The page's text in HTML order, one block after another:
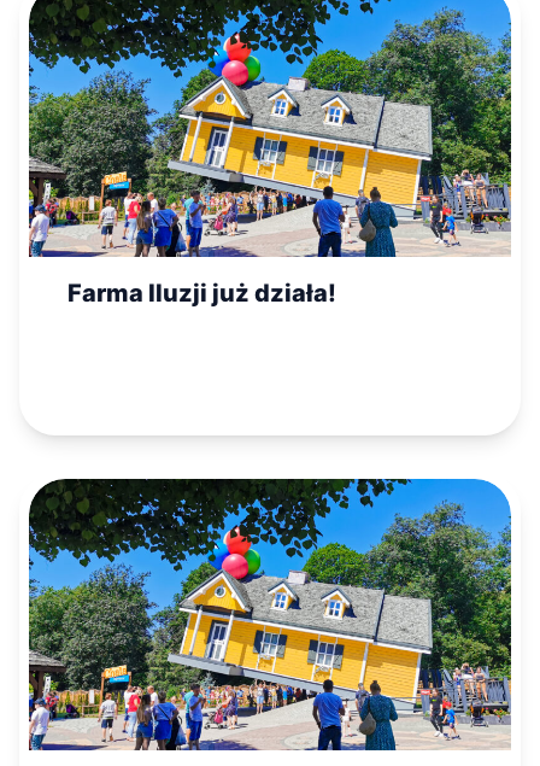
Farma Iluzji już działa!